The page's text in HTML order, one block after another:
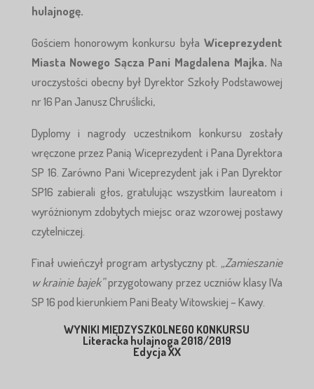
hulajnogę.
Gościem honorowym konkursu byłaWiceprezydent
Miasta Nowego Sącza Pani Magdalena Majka. Na
uroczystości obecny był Dyrektor Szkoły Podstawowej
nr 16 Pan Janusz Chruślicki,
Dyplomy i nagrody uczestnikom konkursu zostały
wręczone przez Panią Wiceprezydent i Pana Dyrektora
SP 16. Zarówno Pani Wiceprezydent jak i Pan Dyrektor
SP16 zabierali głos, gratulując wszystkim laureatom i
wyróżnionym zdobytych miejsc oraz wzorowej postawy
czytelniczej.
Finał uwieńczył program artystyczny pt. „Zamieszanie
w krainie bajek”przygotowany przez uczniów klasy IVa
SP 16 pod kierunkiem Pani Beaty Witowskiej – Kawy.
WYNIKI MIĘDZYSZKOLNEGO KONKURSU
Literacka hulajnoga 2018/2019
Edycja XX